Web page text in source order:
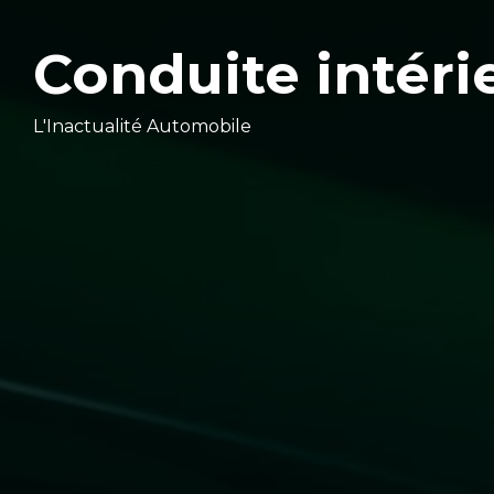
Conduite
L'Inactualité Automobile